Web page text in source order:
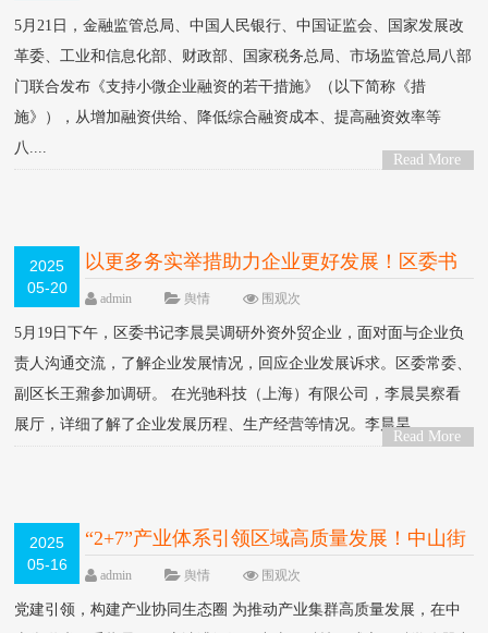
5月21日，金融监管总局、中国人民银行、中国证监会、国家发展改
革委、工业和信息化部、财政部、国家税务总局、市场监管总局八部
门联合发布《支持小微企业融资的若干措施》（以下简称《措
施》），从增加融资供给、降低综合融资成本、提高融资效率等
八....
Read More
2025
05-20
以更多务实举措助力企业更好发展！区委书
记李晨昊调研外资外贸企业
admin 舆情 围观次
5月19日下午，区委书记李晨昊调研外资外贸企业，面对面与企业负
责人沟通交流，了解企业发展情况，回应企业发展诉求。区委常委、
副区长王鼐参加调研。 在光驰科技（上海）有限公司，李晨昊察看
展厅，详细了解了企业发展历程、生产经营等情况。李晨昊....
Read More
2025
05-16
“2+7”产业体系引领区域高质量发展！中山街
道集聚40余家科学仪器企业
admin 舆情 围观次
党建引领，构建产业协同生态圈 为推动产业集群高质量发展，在中